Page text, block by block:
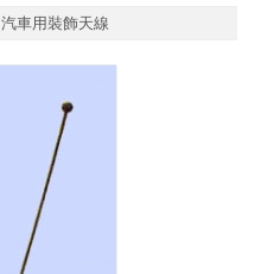
汽車用裝飾天線